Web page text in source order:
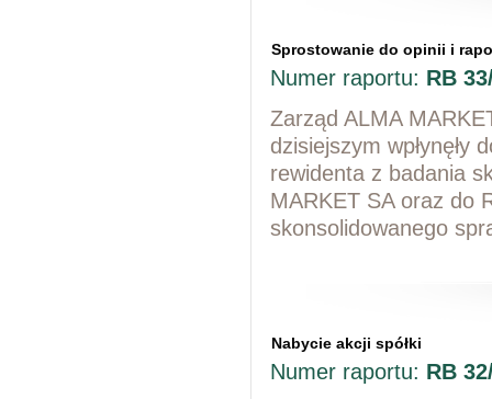
Sprostowanie do opinii i
Numer raportu: RB
Zarząd ALMA
dzisiejszym wpłynęły
rewidenta z badania
MARKET SA oraz do
skonsolidowanego
Nabycie akcji spółki
Numer raportu: RB